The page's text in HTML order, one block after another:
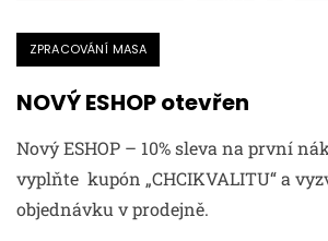
ZPRACOVÁNÍ MASA
NOVÝ ESHOP otevřen
Nový ESHOP – 10% sleva na první
vyplňte kupón „CHCIKVALITU“ a
objednávku v prodejně.